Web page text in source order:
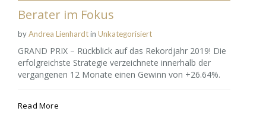
Berater im Fokus
byAndrea Lienhardtin Unkategorisiert
GRAND PRIX – Rückblick auf das Rekordjahr 2019! Die
erfolgreichste Strategie verzeichnete innerhalb der
vergangenen 12 Monate einen Gewinn von +26.64%.
Read More